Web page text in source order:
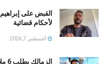
القبض على
لأحكام قضائية
أغسطس 7, 2026